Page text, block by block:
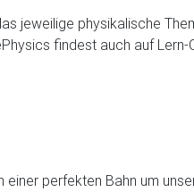
jeweilige physikalische
findest auch auf Lern-
perfekten Bahn um